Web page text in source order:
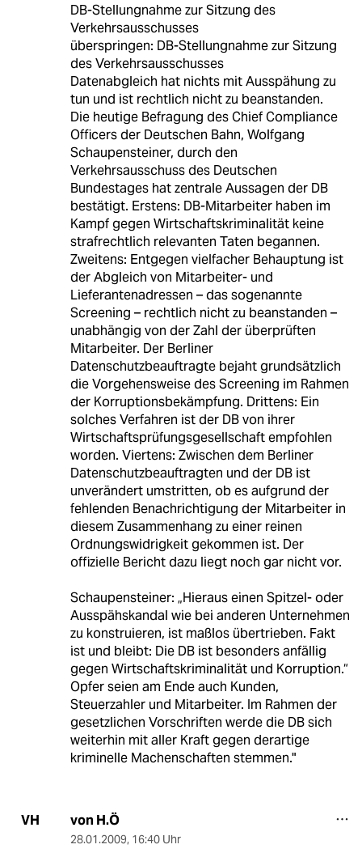
DB-Stellungnahme zur Sitzung des
Verkehrsausschusses
überspringen: DB-Stellungnahme zur Sitzung
des Verkehrsausschusses
Datenabgleich hat nichts mit Ausspähung zu
tun und ist rechtlich nicht zu beanstanden.
Die heutige Befragung des Chief Compliance
Officers der Deutschen Bahn, Wolfgang
Schaupensteiner, durch den
Verkehrsausschuss des Deutschen
Bundestages hat zentrale Aussagen der DB
bestätigt. Erstens: DB-Mitarbeiter haben im
Kampf gegen Wirtschaftskriminalität keine
strafrechtlich relevanten Taten begannen.
Zweitens: Entgegen vielfacher Behauptung ist
der Abgleich von Mitarbeiter- und
Lieferantenadressen – das sogenannte
Screening – rechtlich nicht zu beanstanden –
unabhängig von der Zahl der überprüften
Mitarbeiter. Der Berliner
Datenschutzbeauftragte bejaht grundsätzlich
die Vorgehensweise des Screening im Rahmen
der Korruptionsbekämpfung. Drittens: Ein
solches Verfahren ist der DB von ihrer
Wirtschaftsprüfungsgesellschaft empfohlen
worden. Viertens: Zwischen dem Berliner
Datenschutzbeauftragten und der DB ist
unverändert umstritten, ob es aufgrund der
fehlenden Benachrichtigung der Mitarbeiter in
diesem Zusammenhang zu einer reinen
Ordnungswidrigkeit gekommen ist. Der
offizielle Bericht dazu liegt noch gar nicht vor.
Schaupensteiner: „Hieraus einen Spitzel- oder
Ausspähskandal wie bei anderen Unternehmen
zu konstruieren, ist maßlos übertrieben. Fakt
ist und bleibt: Die DB ist besonders anfällig
gegen Wirtschaftskriminalität und Korruption.“
Opfer seien am Ende auch Kunden,
Steuerzahler und Mitarbeiter. Im Rahmen der
gesetzlichen Vorschriften werde die DB sich
weiterhin mit aller Kraft gegen derartige
kriminelle Machenschaften stemmen."
VH von H.Ö
28.01.2009, 16:40 Uhr